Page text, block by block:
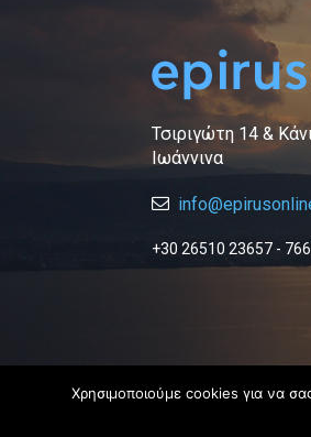
Τσιριγώτη 14 &
Ιωάννινα
+30 26510 23657 -
Χρησιμοποιούμε cookies για να